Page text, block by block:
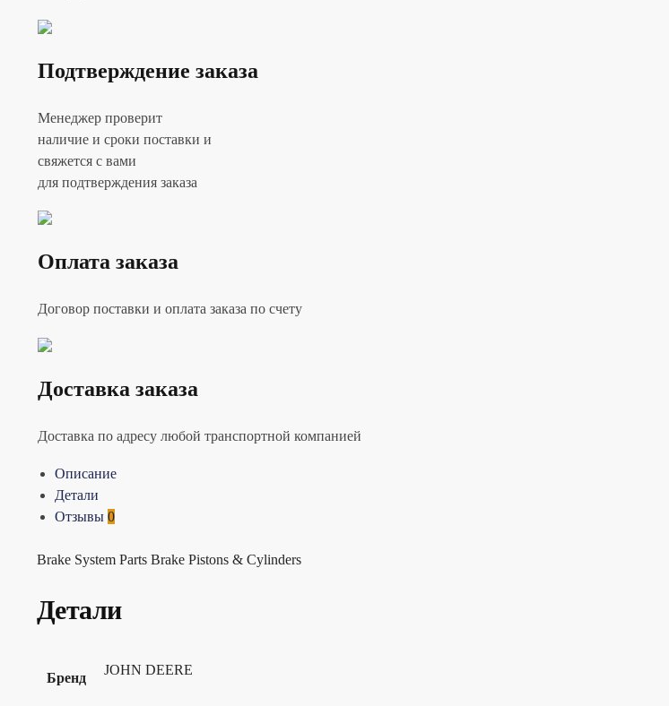
Подтверждение заказа
Менеджер проверит
наличие и сроки поставки и
свяжется с вами
для подтверждения заказа
Оплата заказа
Договор поставки и оплата заказа по счету
Доставка заказа
Доставка по адресу любой транспортной компанией
Описание
Детали
Отзывы 0
Brake System Parts Brake Pistons & Cylinders
Детали
Бренд
JOHN DEERE